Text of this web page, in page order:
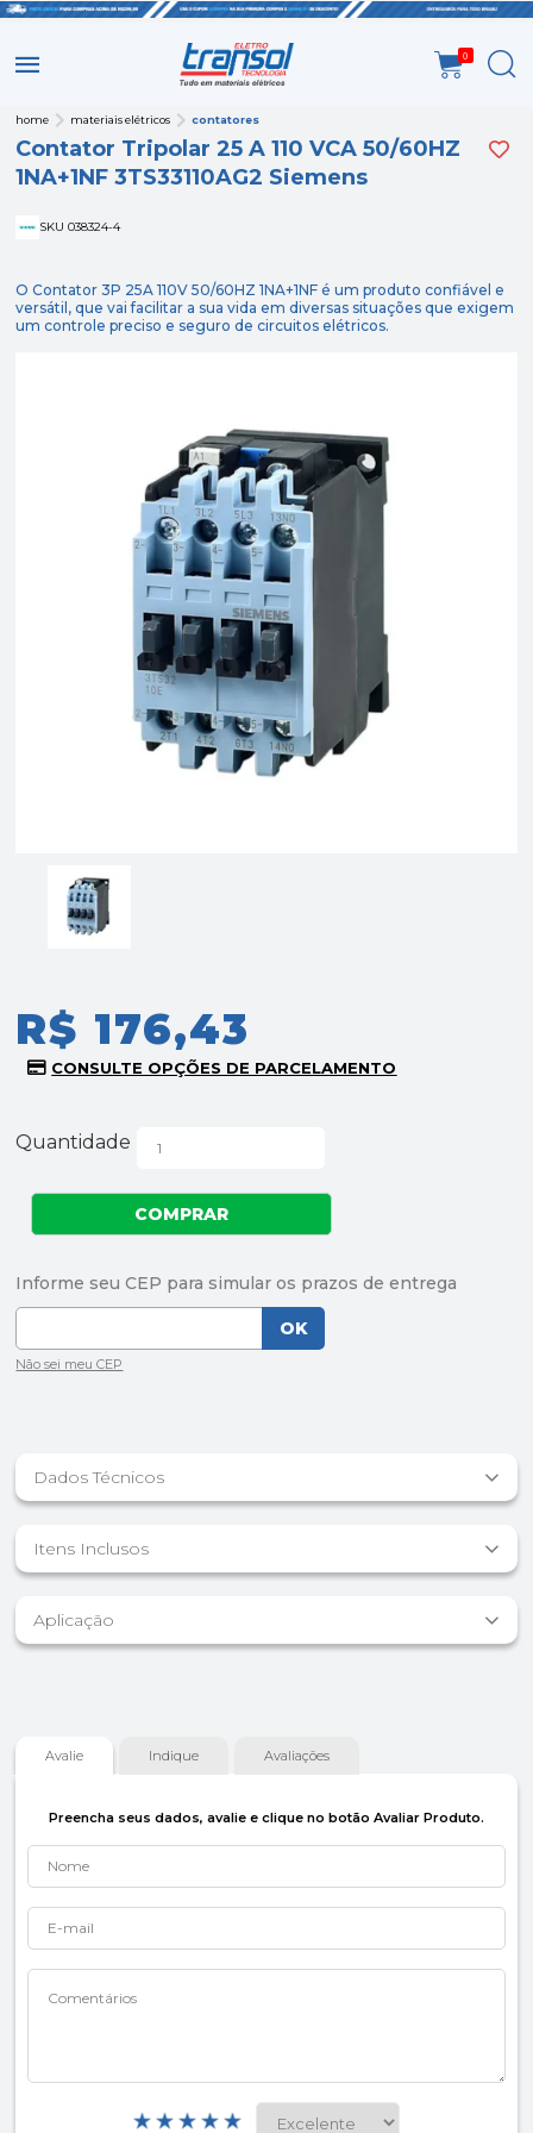
0
home materiais elétricos contatores
Contator Tripolar 25 A 110 VCA 50/60HZ
1NA+1NF 3TS33110AG2 Siemens
SKU 038324-4
O Contator 3P 25A 110V 50/60HZ 1NA+1NF é um produto confiável e
versátil, que vai facilitar a sua vida em diversas situações que exigem
um controle preciso e seguro de circuitos elétricos.
R$ 176,43
Quantidade
Dados Técnicos
Itens Inclusos
Aplicação
Avalie Indique Avaliações
Preencha seus dados, avalie e clique no botão Avaliar Produto.